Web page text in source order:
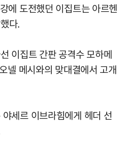
에 도전했던 이집트는 아르헨
다.
이집트 간판 공격수 모하메
넬 메시와의 맞대결에서 고개
세르 이브라힘에게 헤더 선